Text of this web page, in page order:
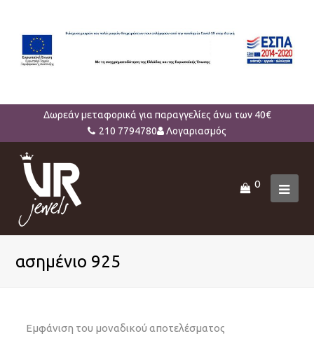
Δωρεάν μεταφορικά για παραγγελίες άνω των 40€
210 7794780
Λογαριασμός
0
ασημένιο 925
Εμφάνιση του μοναδικού αποτελέσματος